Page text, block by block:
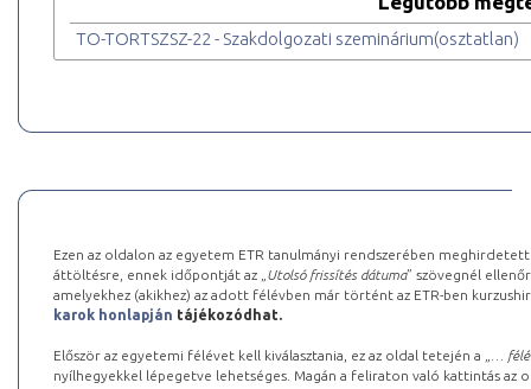
TO-TORTSZSZ-22 - Szakdolgozati szeminárium(osztatlan)
Ezen az oldalon az egyetem ETR tanulmányi rendszerében
áttöltésre, ennek időpontját az „ Utolsó frissítés dátuma” szövegnél
amelyekhez (akikhez) az adott félévben már történt az ETR-ben
karok honlapján tájékozódhat.
Először az egyetemi félévet kell kiválasztania, ez az oldal tetején a „
…
nyílhegyekkel lépegetve lehetséges. Magán a feliraton való kattintás az